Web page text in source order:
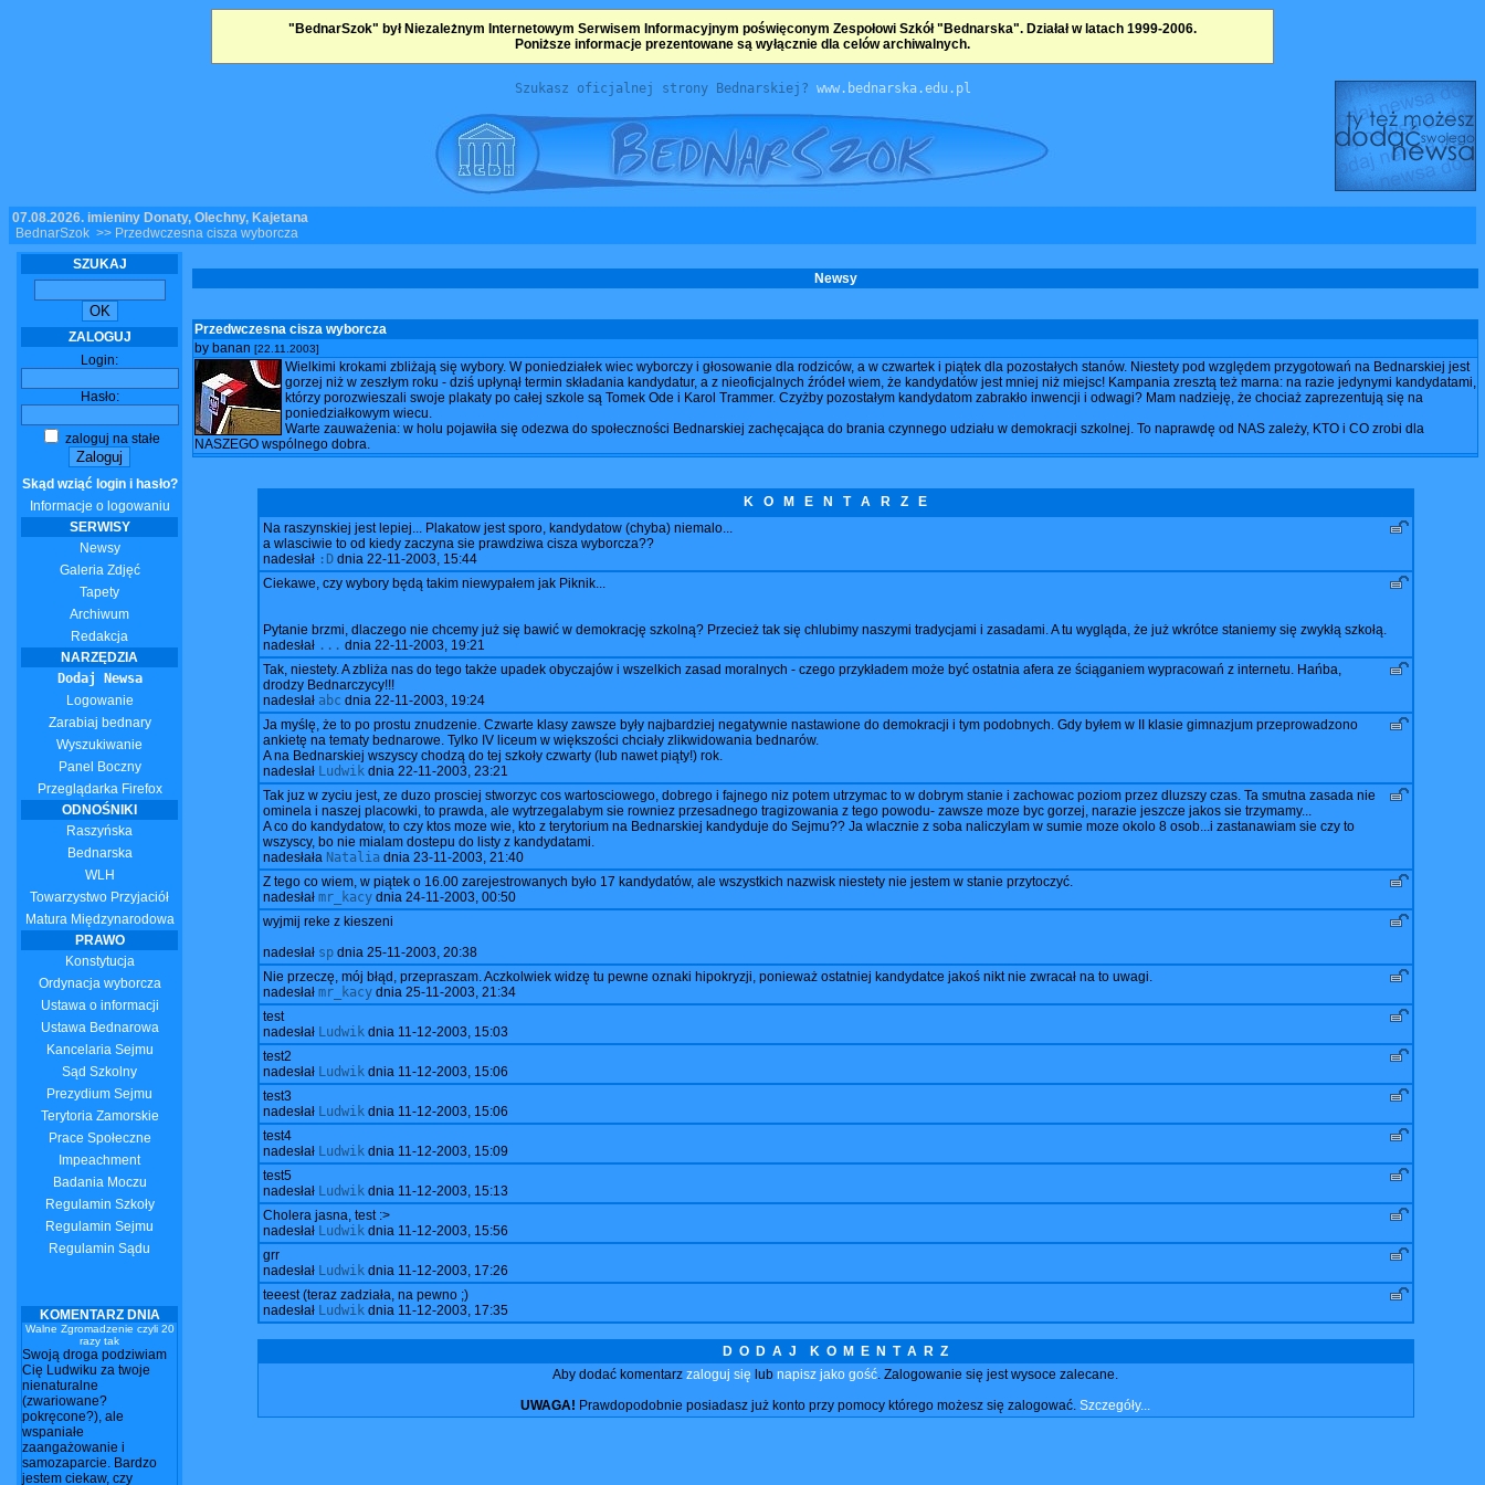
"BednarSzok" był Niezależnym Internetowym Serwisem Informacyjnym poświęconym Zespołowi Szkół "Bednarska". Działał w latach 1999-2006.
Poniższe informacje prezentowane są wyłącznie dla celów archiwalnych.
Szukasz oficjalnej strony Bednarskiej? www.bednarska.edu.pl
07.08.2026, imieniny Donaty, Olechny, Kajetana
BednarSzok >> Przedwczesna cisza wyborcza
SZUKAJ
ZALOGUJ
Login:
Hasło:
zaloguj na stałe
Skąd wziąć login i hasło?
Informacje o logowaniu
SERWISY
Newsy
Galeria Zdjęć
Tapety
Archiwum
Redakcja
NARZĘDZIA
Dodaj Newsa
Logowanie
Zarabiaj bednary
Wyszukiwanie
Panel Boczny
Przeglądarka Firefox
ODNOŚNIKI
Raszyńska
Bednarska
WLH
Towarzystwo Przyjaciół
Matura Międzynarodowa
PRAWO
Konstytucja
Ordynacja wyborcza
Ustawa o informacji
Ustawa Bednarowa
Kancelaria Sejmu
Sąd Szkolny
Prezydium Sejmu
Terytoria Zamorskie
Prace Społeczne
Impeachment
Badania Moczu
Regulamin Szkoły
Regulamin Sejmu
Regulamin Sądu
KOMENTARZ DNIA
Walne Zgromadzenie czyli 20
razy tak
Swoją droga podziwiam
Cię Ludwiku za twoje
nienaturalne
(zwariowane?
pokręcone?), ale
wspaniałe
zaangażowanie i
samozaparcie. Bardzo
jestem ciekaw, czy
Newsy
Przedwczesna cisza wyborcza
by banan [22.11.2003]
Wielkimi krokami zbliżają się wybory. W poniedziałek wiec wyborczy i głosowanie dla rodziców, a w czwartek i piątek dla pozostałych stanów. Niestety pod względem przygotowań na Bednarskiej jest
gorzej niż w zeszłym roku - dziś upłynął termin składania kandydatur, a z nieoficjalnych źródeł wiem, że kandydatów jest mniej niż miejsc! Kampania zresztą też marna: na razie jedynymi kandydatami,
którzy porozwieszali swoje plakaty po całej szkole są Tomek Ode i Karol Trammer. Czyżby pozostałym kandydatom zabrakło inwencji i odwagi? Mam nadzieję, że chociaż zaprezentują się na
poniedziałkowym wiecu.
Warte zauważenia: w holu pojawiła się odezwa do społeczności Bednarskiej zachęcająca do brania czynnego udziału w demokracji szkolnej. To naprawdę od NAS zależy, KTO i CO zrobi dla
NASZEGO wspólnego dobra.
K O M E N T A R Z E
Na raszynskiej jest lepiej... Plakatow jest sporo, kandydatow (chyba) niemalo...
a wlasciwie to od kiedy zaczyna sie prawdziwa cisza wyborcza??
nadesłał :Ddnia 22-11-2003, 15:44
Ciekawe, czy wybory będą takim niewypałem jak Piknik...
Pytanie brzmi, dlaczego nie chcemy już się bawić w demokrację szkolną? Przecież tak się chlubimy naszymi tradycjami i zasadami. A tu wygląda, że już wkrótce staniemy się zwykłą szkołą.
nadesłał ... dnia 22-11-2003, 19:21
Tak, niestety. A zbliża nas do tego także upadek obyczajów i wszelkich zasad moralnych - czego przykładem może być ostatnia afera ze ściąganiem wypracowań z internetu. Hańba,
drodzy Bednarczycy!!!
nadesłał abcdnia 22-11-2003, 19:24
Ja myślę, że to po prostu znudzenie. Czwarte klasy zawsze były najbardziej negatywnie nastawione do demokracji i tym podobnych. Gdy byłem w II klasie gimnazjum przeprowadzono
ankietę na tematy bednarowe. Tylko IV liceum w większości chciały zlikwidowania bednarów.
A na Bednarskiej wszyscy chodzą do tej szkoły czwarty (lub nawet piąty!) rok.
nadesłał Ludwikdnia 22-11-2003, 23:21
Tak juz w zyciu jest, ze duzo prosciej stworzyc cos wartosciowego, dobrego i fajnego niz potem utrzymac to w dobrym stanie i zachowac poziom przez dluzszy czas. Ta smutna zasada nie
ominela i naszej placowki, to prawda, ale wytrzegalabym sie rowniez przesadnego tragizowania z tego powodu- zawsze moze byc gorzej, narazie jeszcze jakos sie trzymamy...
A co do kandydatow, to czy ktos moze wie, kto z terytorium na Bednarskiej kandyduje do Sejmu?? Ja wlacznie z soba naliczylam w sumie moze okolo 8 osob...i zastanawiam sie czy to
wszyscy, bo nie mialam dostepu do listy z kandydatami.
nadesłała Nataliadnia 23-11-2003, 21:40
Z tego co wiem, w piątek o 16.00 zarejestrowanych było 17 kandydatów, ale wszystkich nazwisk niestety nie jestem w stanie przytoczyć.
nadesłał mr_kacydnia 24-11-2003, 00:50
wyjmij reke z kieszeni
nadesłał spdnia 25-11-2003, 20:38
Nie przeczę, mój błąd, przepraszam. Aczkolwiek widzę tu pewne oznaki hipokryzji, ponieważ ostatniej kandydatce jakoś nikt nie zwracał na to uwagi.
nadesłał mr_kacydnia 25-11-2003, 21:34
test
nadesłał Ludwikdnia 11-12-2003, 15:03
test2
nadesłał Ludwikdnia 11-12-2003, 15:06
test3
nadesłał Ludwikdnia 11-12-2003, 15:06
test4
nadesłał Ludwikdnia 11-12-2003, 15:09
test5
nadesłał Ludwikdnia 11-12-2003, 15:13
Cholera jasna, test :>
nadesłał Ludwikdnia 11-12-2003, 15:56
grr
nadesłał Ludwikdnia 11-12-2003, 17:26
teeest (teraz zadziała, na pewno ;)
nadesłał Ludwikdnia 11-12-2003, 17:35
D O D A J K O M E N T A R Z
Aby dodać komentarz zaloguj się lub napisz jako gość. Zalogowanie się jest wysoce zalecane.
UWAGA! Prawdopodobnie posiadasz już konto przy pomocy którego możesz się zalogować. Szczegóły...